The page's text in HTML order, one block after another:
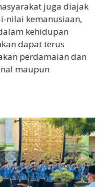
juga diajak
nilai kemanusiaan,
kehidupan
dapat terus
perdamaian dan
maupun